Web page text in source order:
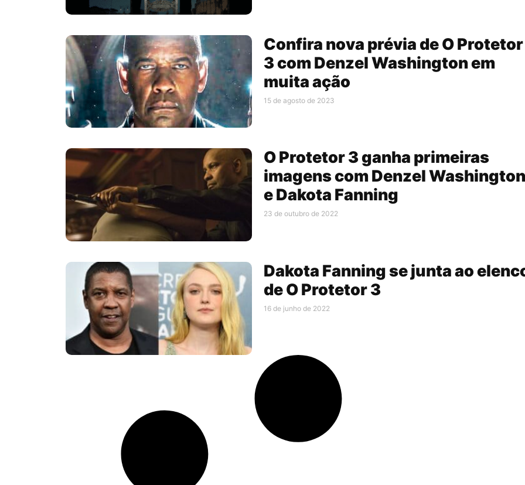
Confira nova prévia de O Protetor
3 com Denzel Washington em
muita ação
15 de agosto de 2023
O Protetor 3 ganha primeiras
imagens com Denzel Washington
e Dakota Fanning
23 de outubro de 2022
Dakota Fanning se junta ao
de O Protetor 3
16 de junho de 2022